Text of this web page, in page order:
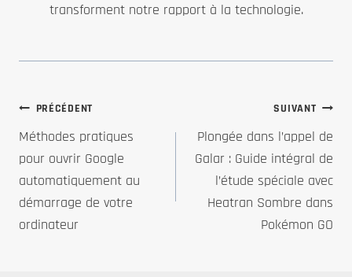
transforment notre rapport à la technologie.
Navigation
de
l’article
PRÉCÉDENT
Méthodes pratiques
pour ouvrir Google
automatiquement au
démarrage de votre
ordinateur
SUIVANT
Plongée dans l’appel de
Galar : Guide intégral de
l’étude spéciale avec
Heatran Sombre dans
Pokémon GO